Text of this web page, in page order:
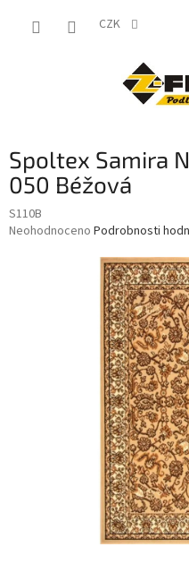
CZK
Spoltex Samira
050 Béžová
S110B
Průměrné
Neohodnoceno Podrobnosti